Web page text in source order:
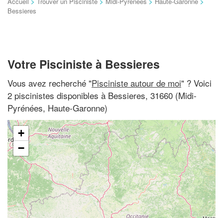
Bessieres
Votre Pisciniste à Bessieres
Vous avez recherché "Pisciniste autour de moi" ? Voici
2 piscinistes disponibles à Bessieres, 31660 (Midi-
Pyrénées, Haute-Garonne)
+
−